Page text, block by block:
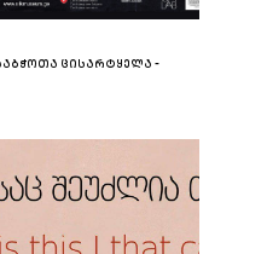
ᲪᲘᲡᲐᲠᲢᲧᲔᲚᲐ -